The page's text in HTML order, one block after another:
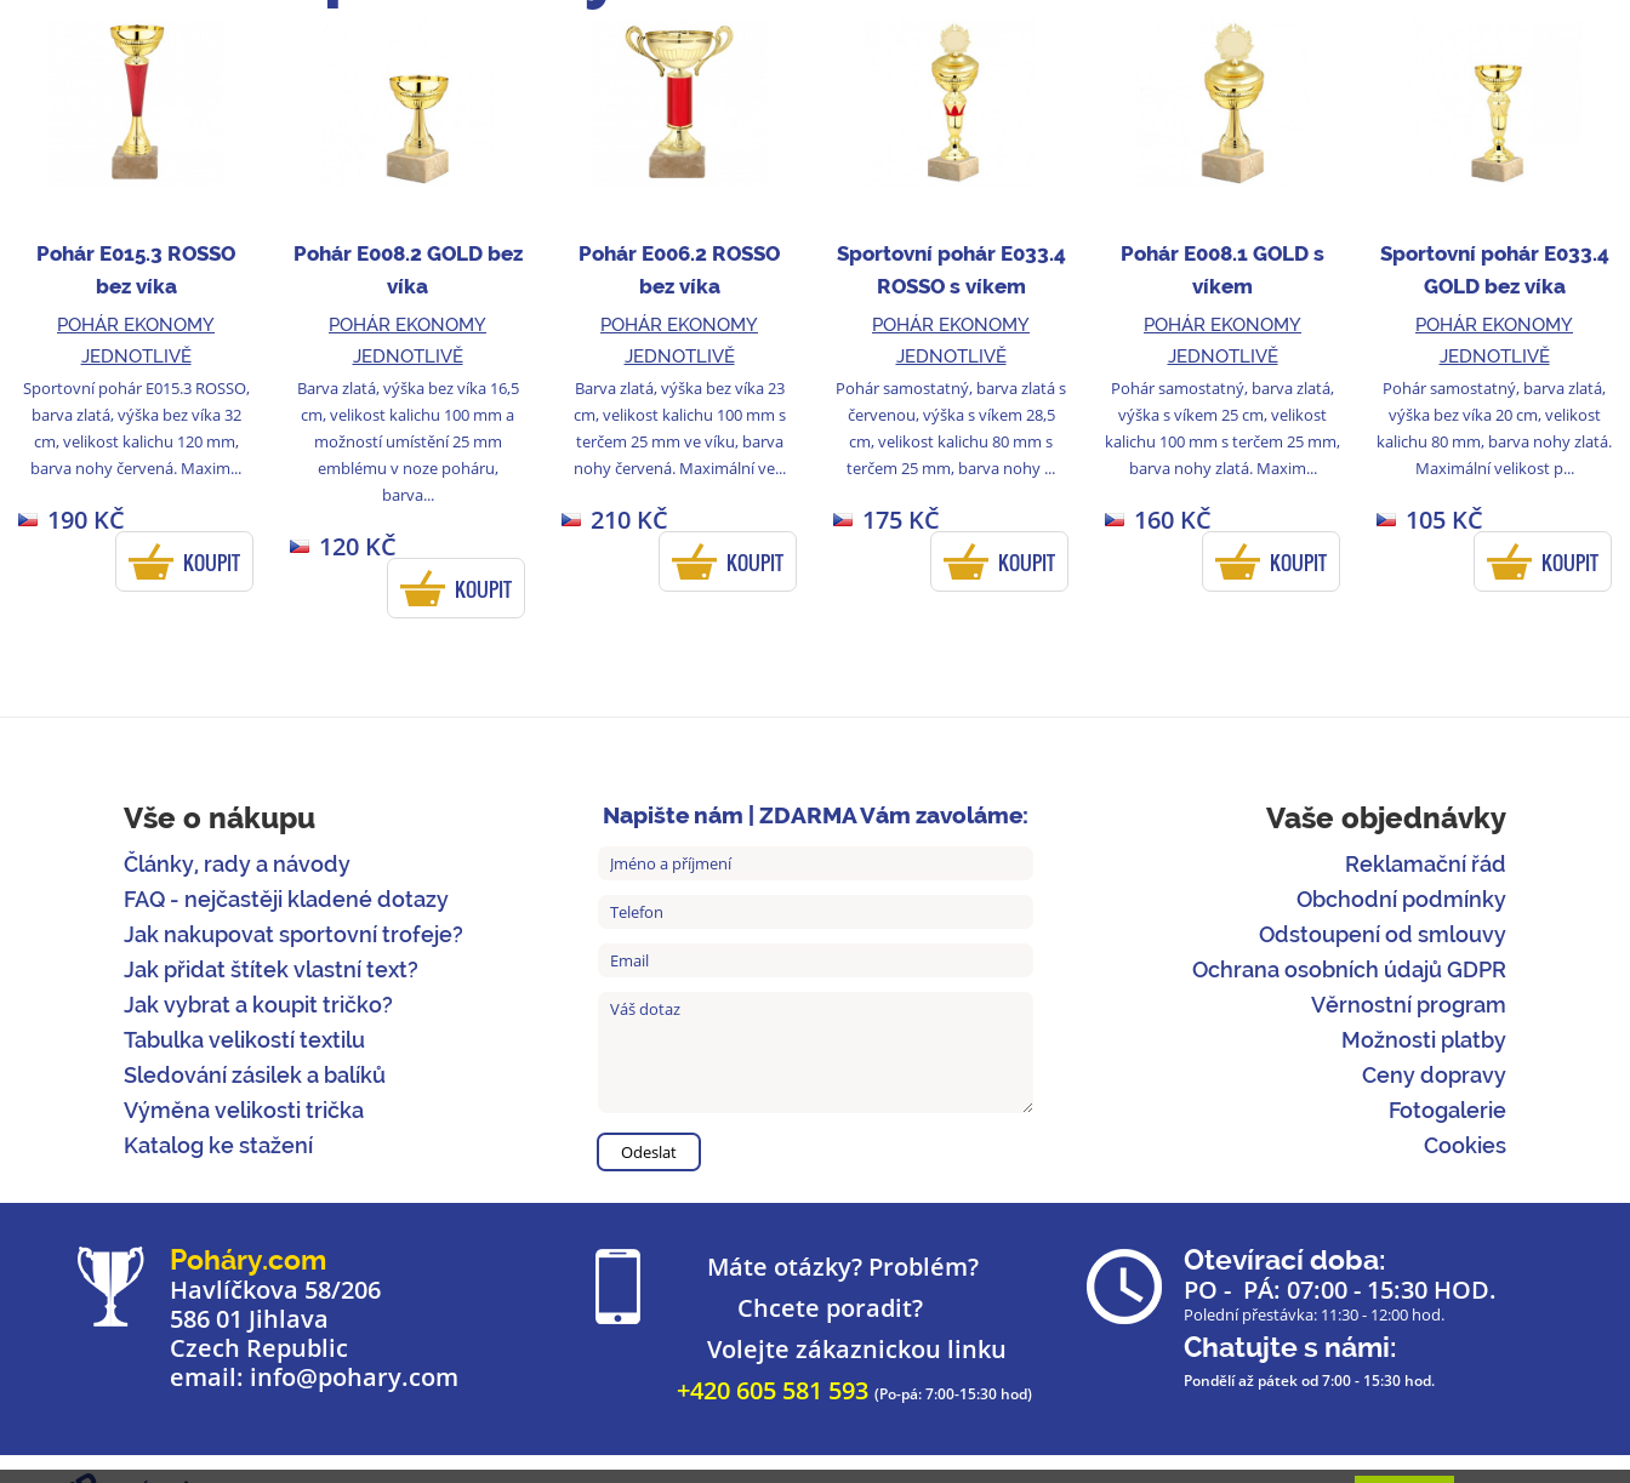
Pohár E015.3 ROSSO
bez víka
POHÁR EKONOMY
JEDNOTLIVĚ
Sportovní pohár E015.3 ROSSO,
barva zlatá, výška bez víka 32
cm, velikost kalichu 120 mm,
barva nohy červená. Maxim...
190 KČ
KOUPIT
Pohár E008.2 GOLD bez
víka
POHÁR EKONOMY
JEDNOTLIVĚ
Barva zlatá, výška bez víka 16,5
cm, velikost kalichu 100 mm a
možností umístění 25 mm
emblému v noze poháru,
barva...
120 KČ
KOUPIT
Pohár E006.2 ROSSO
bez víka
POHÁR EKONOMY
JEDNOTLIVĚ
Barva zlatá, výška bez víka 23
cm, velikost kalichu 100 mm s
terčem 25 mm ve víku, barva
nohy červená. Maximální ve...
210 KČ
KOUPIT
Sportovní pohár E033.4
ROSSO s víkem
POHÁR EKONOMY
JEDNOTLIVĚ
Pohár samostatný, barva zlatá s
červenou, výška s víkem 28,5
cm, velikost kalichu 80 mm s
terčem 25 mm, barva nohy ...
175 KČ
KOUPIT
Pohár E008.1 GOLD s
víkem
POHÁR EKONOMY
JEDNOTLIVĚ
Pohár samostatný, barva zlatá,
výška s víkem 25 cm, velikost
kalichu 100 mm s terčem 25 mm,
barva nohy zlatá. Maxim...
160 KČ
KOUPIT
Sportovní pohár E033.4
GOLD bez víka
POHÁR EKONOMY
JEDNOTLIVĚ
Pohár samostatný, barva zlatá,
výška bez víka 20 cm, velikost
kalichu 80 mm, barva nohy zlatá.
Maximální velikost p...
105 KČ
KOUPIT
Vše o nákupu
Články, rady a návody
FAQ - nejčastěji kladené dotazy
Jak nakupovat sportovní trofeje?
Jak přidat štítek vlastní text?
Jak vybrat a koupit tričko?
Tabulka velikostí textilu
Sledování zásilek a balíků
Výměna velikosti trička
Katalog ke stažení
Napište nám | ZDARMA Vám zavoláme: Vaše objednávky
Reklamační řád
Obchodní podmínky
Odstoupení od smlouvy
Ochrana osobních údajů GDPR
Věrnostní program
Možnosti platby
Ceny dopravy
Fotogalerie
Cookies
Poháry.com
Havlíčkova 58/206
586 01 Jihlava
Czech Republic
email: info@pohary.com
Máte otázky? Problém?
Chcete poradit?
Volejte zákaznickou linku
+420 605 581 593 (Po-pá: 7:00-15:30 hod)
Otevírací doba:
PO - PÁ: 07:00 - 15:30 HOD.
Polední přestávka: 11:30 - 12:00 hod.
Chatujte s námi:
Pondělí až pátekod 7:00 - 15:30 hod.